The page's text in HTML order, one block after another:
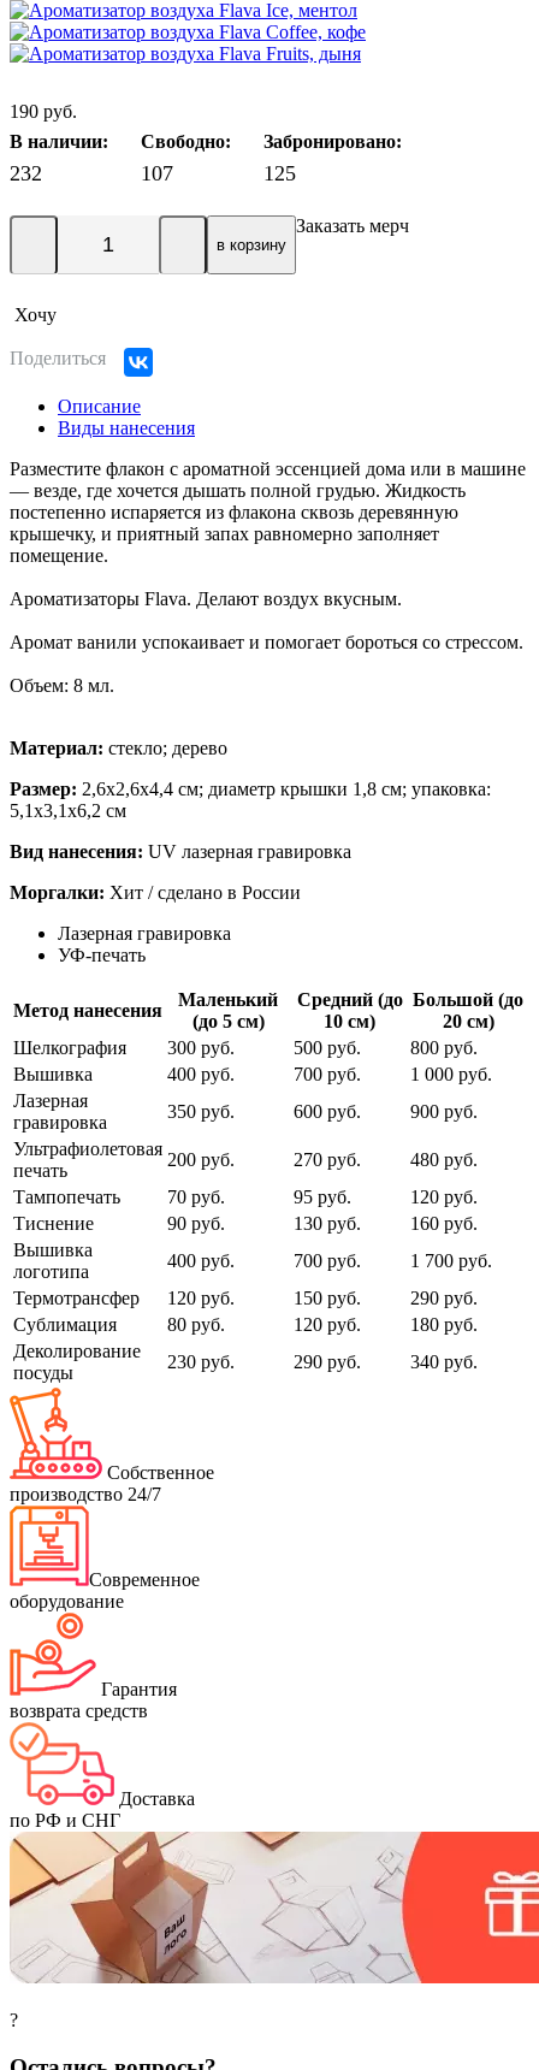
190 руб.
В наличии:
232
Свободно:
107
Забронировано:
125
в корзину
Заказать мерч
Хочу
Поделиться
Описание
Виды нанесения
Разместите флакон с ароматной эссенцией дома или в машине
— везде, где хочется дышать полной грудью. Жидкость
постепенно испаряется из флакона сквозь деревянную
крышечку, и приятный запах равномерно заполняет
помещение.
Ароматизаторы Flava. Делают воздух вкусным.
Аромат ванили успокаивает и помогает бороться со стрессом.
Объем: 8 мл.
Материал: стекло; дерево
Размер: 2,6х2,6х4,4 см; диаметр крышки 1,8 см; упаковка:
5,1x3,1x6,2 см
Вид нанесения: UV лазерная гравировка
Моргалки: Хит / сделано в России
Лазерная гравировка
УФ-печать
Метод нанесения
Маленький
(до 5 см)
Средний (до
10 см)
Большой (до
20 см)
Шелкография
300 руб. 500 руб.
800 руб.
Вышивка
400 руб. 700 руб.
1 000 руб.
Лазерная
гравировка
350 руб. 600 руб.
900 руб.
Ультрафиолетовая
печать
200 руб. 270 руб.
480 руб.
Тампопечать
70 руб. 95 руб.
120 руб.
Тиснение
90 руб. 130 руб.
160 руб.
Вышивка
логотипа
400 руб. 700 руб.
1 700 руб.
Термотрансфер
120 руб. 150 руб.
290 руб.
Сублимация
80 руб. 120 руб.
180 руб.
Деколирование
посуды
230 руб. 290 руб. 340 руб.
Собственное
производство 24/7
Современное
оборудование
Гарантия
возврата средств
Доставка
по РФ и СНГ
?